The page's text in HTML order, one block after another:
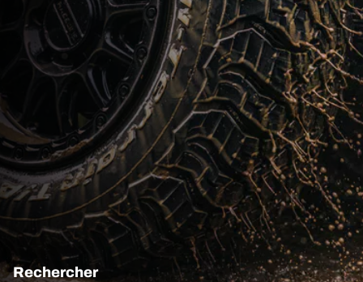
Rechercher